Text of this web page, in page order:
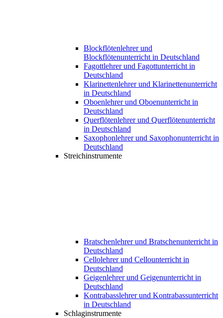
Blockflötenlehrer und
Blockflötenunterricht in Deutschland
Fagottlehrer und Fagottunterricht in
Deutschland
Klarinettenlehrer und Klarinettenunterricht
in Deutschland
Oboenlehrer und Oboenunterricht in
Deutschland
Querflötenlehrer und Querflötenunterricht
in Deutschland
Saxophonlehrer und Saxophonunterricht in
Deutschland
Streichinstrumente
Bratschenlehrer und Bratschenunterricht in
Deutschland
Cellolehrer und Cellounterricht in
Deutschland
Geigenlehrer und Geigenunterricht in
Deutschland
Kontrabasslehrer und Kontrabassunterricht
in Deutschland
Schlaginstrumente